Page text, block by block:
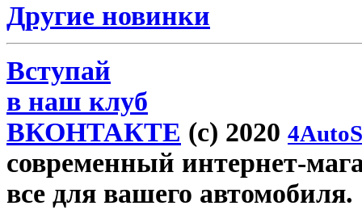
Другие новинки
Вступай
в наш клуб
ВКОНТАКТЕ (c) 2020
современный интернет-
все для вашего автомобиля.